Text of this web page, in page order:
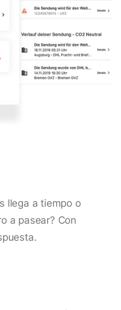
llega a tiempo o
a pasear? Con